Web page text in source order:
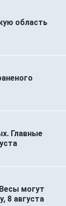
область
Главные
могут
8 августа